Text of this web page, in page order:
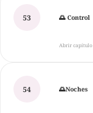
53 🌅 Control
Abrir capítulo
54 🌅Noches